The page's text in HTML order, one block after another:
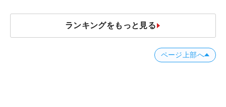
ランキングをもっと見る
ページ上部へ